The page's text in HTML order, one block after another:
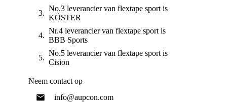
No.3 leverancier van flextape sport is
KÖSTER
Nr.4 leverancier van flextape sport is
BBB Sports
No.5 leverancier van flextape sport is
Cision
Neem contact op
info@aupcon.com